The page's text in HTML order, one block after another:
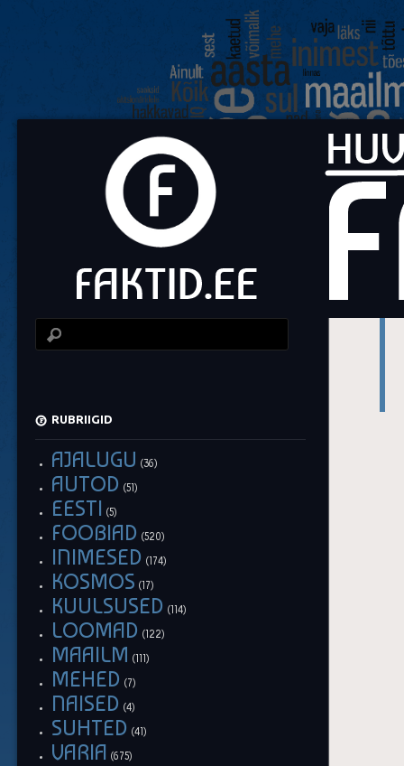
RUBRIIGID
AJALUGU (36)
AUTOD (51)
EESTI (5)
FOOBIAD (520)
INIMESED (174)
KOSMOS (17)
KUULSUSED (114)
LOOMAD (122)
MAAILM (111)
MEHED (7)
NAISED (4)
SUHTED (41)
VARIA (675)